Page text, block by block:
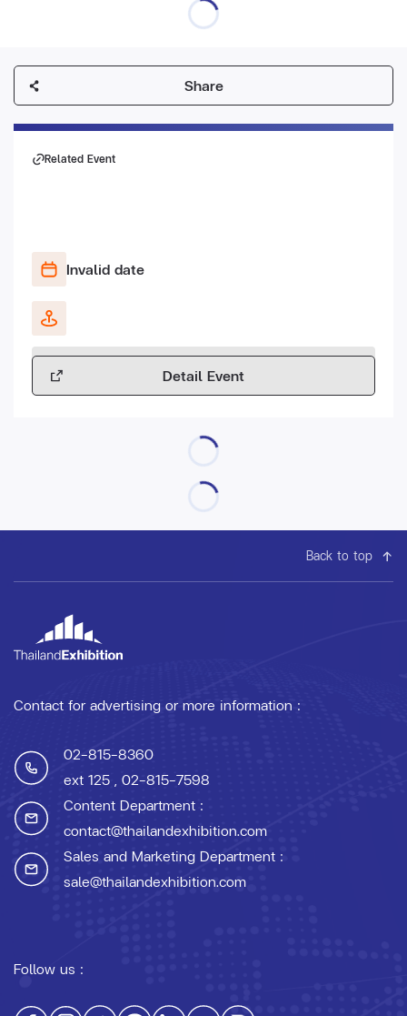
Share
Related Event
Invalid date
Detail Event
Back to top
Contact for advertising or more information :
02-815-8360
ext 125 , 02-815-7598
Content Department :
contact@thailandexhibition.com
Sales and Marketing Department :
sale@thailandexhibition.com
Follow us :